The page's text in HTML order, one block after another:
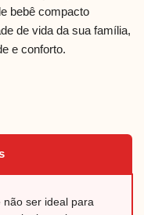
bebê compacto
de vida da sua família,
e conforto.
não ser ideal para